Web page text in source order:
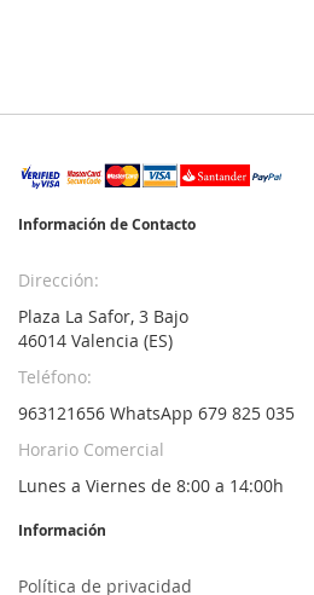
Información de Contacto
Dirección:
Plaza La Safor, 3 Bajo
46014 Valencia (ES)
Teléfono:
963121656 WhatsApp 679 825 035
Horario Comercial
Lunes a Viernes de 8:00 a 14:00h
Información
Política de privacidad